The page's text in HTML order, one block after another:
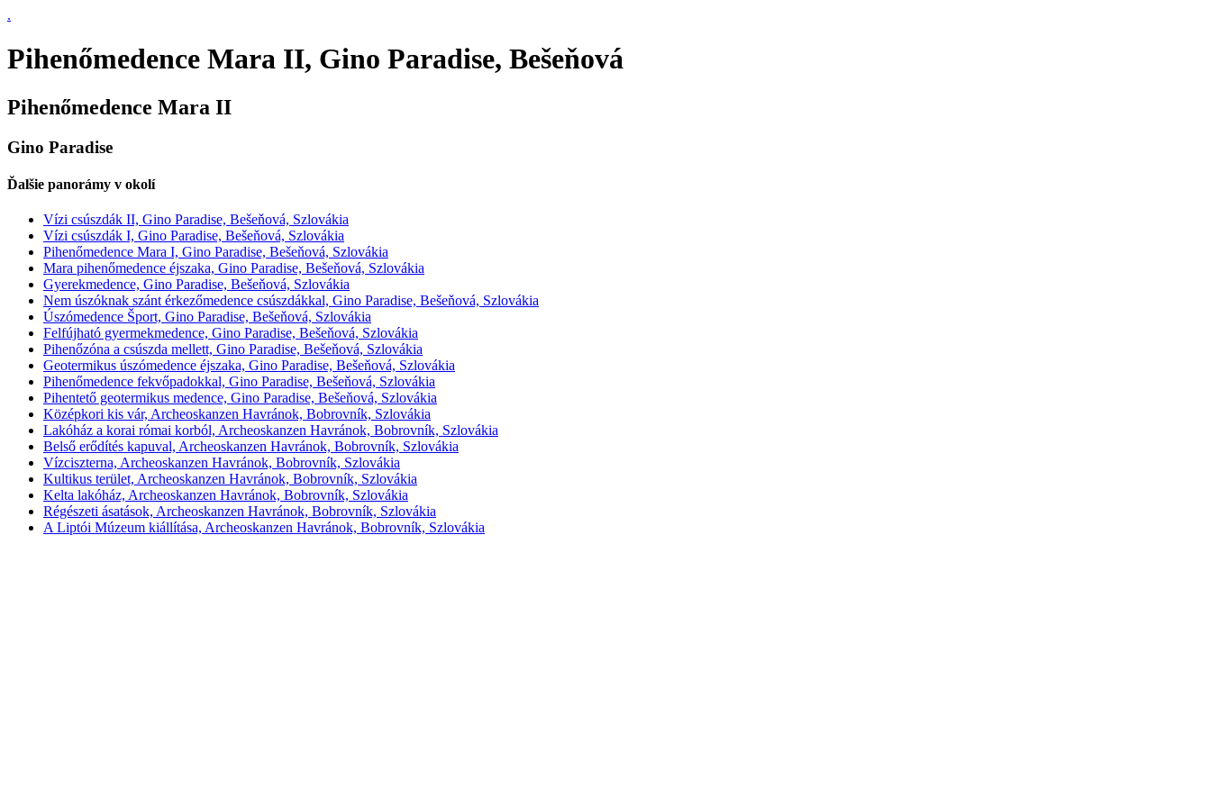
.
Pihenőmedence Mara II, Gino Paradise, Bešeňová
Pihenőmedence Mara II
Gino Paradise
Ďalšie panorámy v okolí
Vízi csúszdák II, Gino Paradise, Bešeňová, Szlovákia
Vízi csúszdák I, Gino Paradise, Bešeňová, Szlovákia
Pihenőmedence Mara I, Gino Paradise, Bešeňová, Szlovákia
Mara pihenőmedence éjszaka, Gino Paradise, Bešeňová, Szlovákia
Gyerekmedence, Gino Paradise, Bešeňová, Szlovákia
Nem úszóknak szánt érkezőmedence csúszdákkal, Gino Paradise, Bešeňová, Szlovákia
Úszómedence Šport, Gino Paradise, Bešeňová, Szlovákia
Felfújható gyermekmedence, Gino Paradise, Bešeňová, Szlovákia
Pihenőzóna a csúszda mellett, Gino Paradise, Bešeňová, Szlovákia
Geotermikus úszómedence éjszaka, Gino Paradise, Bešeňová, Szlovákia
Pihenőmedence fekvőpadokkal, Gino Paradise, Bešeňová, Szlovákia
Pihentető geotermikus medence, Gino Paradise, Bešeňová, Szlovákia
Középkori kis vár, Archeoskanzen Havránok, Bobrovník, Szlovákia
Lakóház a korai római korból, Archeoskanzen Havránok, Bobrovník, Szlovákia
Belső erődítés kapuval, Archeoskanzen Havránok, Bobrovník, Szlovákia
Vízciszterna, Archeoskanzen Havránok, Bobrovník, Szlovákia
Kultikus terület, Archeoskanzen Havránok, Bobrovník, Szlovákia
Kelta lakóház, Archeoskanzen Havránok, Bobrovník, Szlovákia
Régészeti ásatások, Archeoskanzen Havránok, Bobrovník, Szlovákia
A Liptói Múzeum kiállítása, Archeoskanzen Havránok, Bobrovník, Szlovákia